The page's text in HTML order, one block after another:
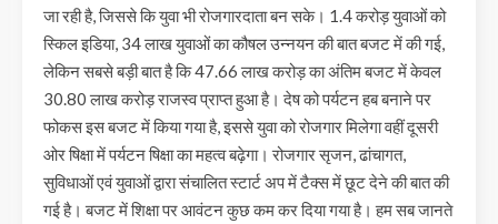
जा रही है, जिससे कि युवा भी रोजगारदाता बन सके। 1.4 करोड़ युवाओं को
स्किल इडिया, 34 लाख युवाओं का कौषल उन्नयन की बात बजट में की गई,
लेकिन सबसे बड़ी बात है कि 47.66 लाख करोड़ का अंतिम बजट में केवल
30.80 लाख करोड़ राजस्व प्राप्त हुआ है। देष को पर्यटन हब बनाने पर
फोकस इस बजट में किया गया है, इससे युवा को रोजगार मिलेगा वहीं दूसरी
ओर षिक्षा में पर्यटन षिक्षा का महत्व बढ़ेगा। रोजगार सृजन, ढांचागत,
सुविधाओं एवं युवाओं द्वारा संचालित स्टार्ट अप में टैक्स में छूट देने की बात की
गई है। बजट में शिक्षा पर आवंटन कुछ कम कर दिया गया है। हम सब जानते